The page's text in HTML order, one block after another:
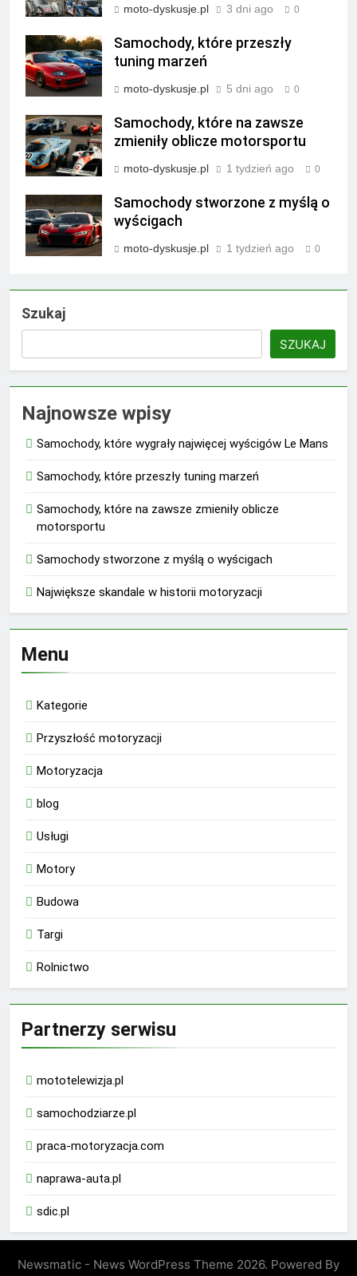
moto-dyskusje.pl 3 dni ago 0
Samochody, które przeszły
tuning marzeń
moto-dyskusje.pl 5 dni ago 0
Samochody, które na zawsze
zmieniły oblicze motorsportu
moto-dyskusje.pl 1 tydzień ago 0
Samochody stworzone z myślą o
wyścigach
moto-dyskusje.pl 1 tydzień ago 0
Szukaj
SZUKAJ
Najnowsze wpisy
Samochody, które wygrały najwięcej wyścigów Le Mans
Samochody, które przeszły tuning marzeń
Samochody, które na zawsze zmieniły oblicze
motorsportu
Samochody stworzone z myślą o wyścigach
Największe skandale w historii motoryzacji
Menu
Kategorie
Przyszłość motoryzacji
Motoryzacja
blog
Usługi
Motory
Budowa
Targi
Rolnictwo
Partnerzy serwisu
mototelewizja.pl
samochodziarze.pl
praca-motoryzacja.com
naprawa-auta.pl
sdic.pl
Newsmatic - News WordPress Theme 2026. Powered By